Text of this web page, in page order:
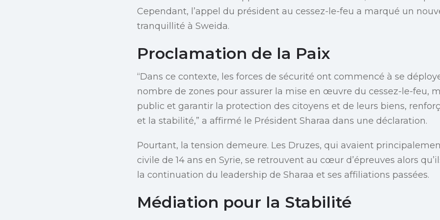
Cependant, l’appel du président au cessez-le-feu a marqué un
tranquillité à Sweida.
Proclamation de la Paix
“Dans ce contexte, les forces de sécurité ont commencé à se
nombre de zones pour assurer la mise en œuvre du cessez-le-feu,
public et garantir la protection des citoyens et de leurs biens,
et la stabilité,” a affirmé le Président Sharaa dans une déclaration.
Pourtant, la tension demeure. Les Druzes, qui avaient
civile de 14 ans en Syrie, se retrouvent au cœur d’épreuves alors
la continuation du leadership de Sharaa et ses affiliations passées.
Médiation pour la Stabilité